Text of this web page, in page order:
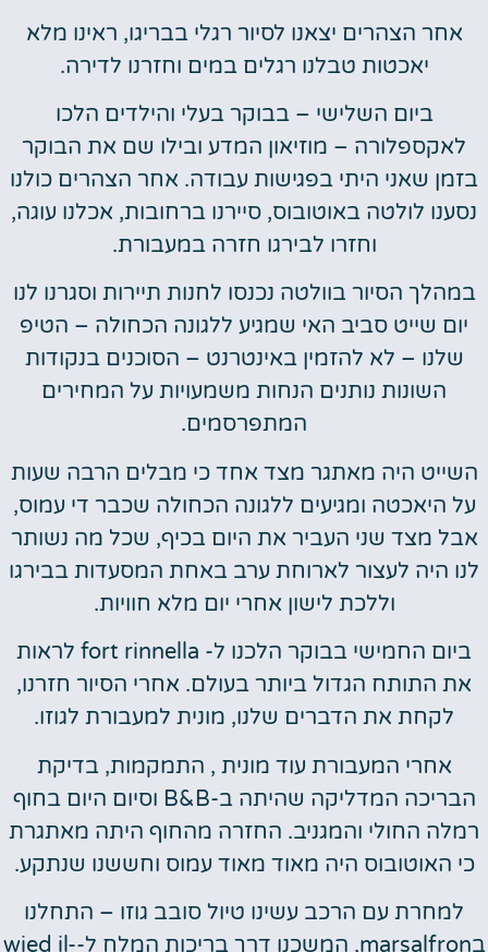
אחר הצהרים יצאנו לסיור רגלי בבריגו, ראינו מלא
יאכטות טבלנו רגלים במים וחזרנו לדירה.
ביום השלישי – בבוקר בעלי והילדים הלכו
לאקספלורה – מוזיאון המדע ובילו שם את הבוקר
בזמן שאני היתי בפגישות עבודה. אחר הצהרים כולנו
נסענו לולטה באוטובוס, סיירנו ברחובות, אכלנו עוגה,
וחזרו לבירגו חזרה במעבורת.
במהלך הסיור בוולטה נכנסו לחנות תיירות וסגרנו לנו
יום שייט סביב האי שמגיע ללגונה הכחולה – הטיפ
שלנו – לא להזמין באינטרנט – הסוכנים בנקודות
השונות נותנים הנחות משמעויות על המחירים
המתפרסמים.
השייט היה מאתגר מצד אחד כי מבלים הרבה שעות
על היאכטה ומגיעים ללגונה הכחולה שכבר די עמוס,
אבל מצד שני העביר את היום בכיף, שכל מה נשותר
לנו היה לעצור לארוחת ערב באחת המסעדות בבירגו
וללכת לישון אחרי יום מלא חוויות.
ביום החמישי בבוקר הלכנו ל- fort rinnella לראות
את התותח הגדול ביותר בעולם. אחרי הסיור חזרנו,
לקחת את הדברים שלנו, מונית למעבורת לגוזו.
אחרי המעבורת עוד מונית , התמקמות, בדיקת
הבריכה המדליקה שהיתה ב-B&B וסיום היום בחוף
רמלה החולי והמגניב. החזרה מהחוף היתה מאתגרת
כי האוטובוס היה מאוד מאוד עמוס וחששנו שנתקע.
למחרת עם הרכב עשינו טיול סובב גוזו – התחלנו
בmarsalfron, המשכנו דרך בריכות המלח ל-wied il-